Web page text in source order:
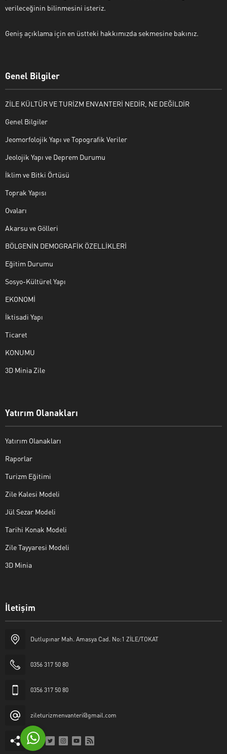
verileceğinin bilinmesini isteriz.
Geniş açıklama için en üstteki hakkımızda sekmesine bakınız.
Genel Bilgiler
ZİLE KÜLTÜR VE TURİZM ENVANTERİ NEDİR, NE DEĞİLDİR
Genel Bilgiler
Jeomorfolojik Yapı ve Topografik Veriler
Jeolojik Yapı ve Deprem Durumu
İklim ve Bitki Örtüsü
Toprak Yapısı
Ovaları
Akarsu ve Gölleri
BÖLGENİN DEMOGRAFİK ÖZELLİKLERİ
Eğitim Durumu
Sosyo-Kültürel Yapı
EKONOMİ
İktisadi Yapı
Ticaret
KONUMU
3D Minia Zile
Yatırım Olanakları
Yatırım Olanakları
Raporlar
Turizm Eğitimi
Zile Kalesi Modeli
Jül Sezar Modeli
Tarihi Konak Modeli
Zile Tayyaresi Modeli
3D Minia
İletişim
Dutlupınar Mah. Amasya Cad. No:1 ZİLE/TOKAT
0356 317 50 80
0356 317 50 80
zileturizmenvanteri@gmail.com